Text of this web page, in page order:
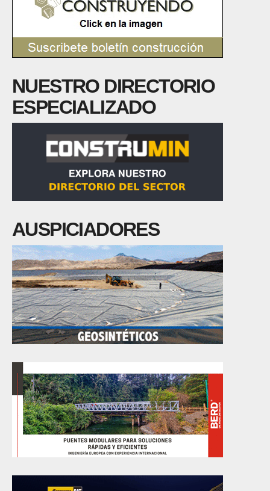
NUESTRO DIRECTORIO
ESPECIALIZADO
AUSPICIADORES